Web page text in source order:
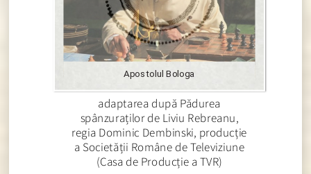
Apostolul Bologa
adaptarea după Pădurea
spânzuraților de Liviu Rebreanu,
regia Dominic Dembinski, producție
a Societății Române de Televiziune
(Casa de Producție a TVR)